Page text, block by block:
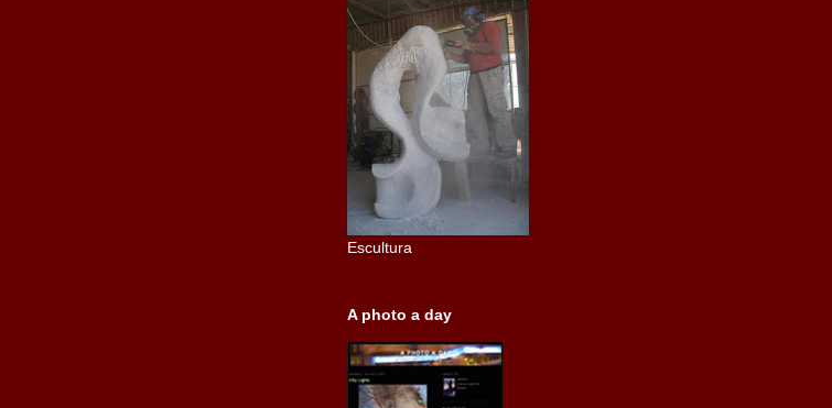
Escultura
A photo a day